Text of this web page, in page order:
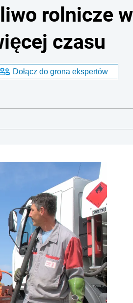
rolnicze w
czasu
Dołącz do grona ekspertów